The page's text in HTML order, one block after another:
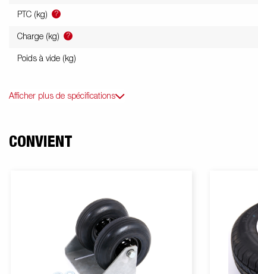
PTC (kg) ?
Charge (kg) ?
Poids à vide (kg)
Afficher plus de spécifications
CONVIENT